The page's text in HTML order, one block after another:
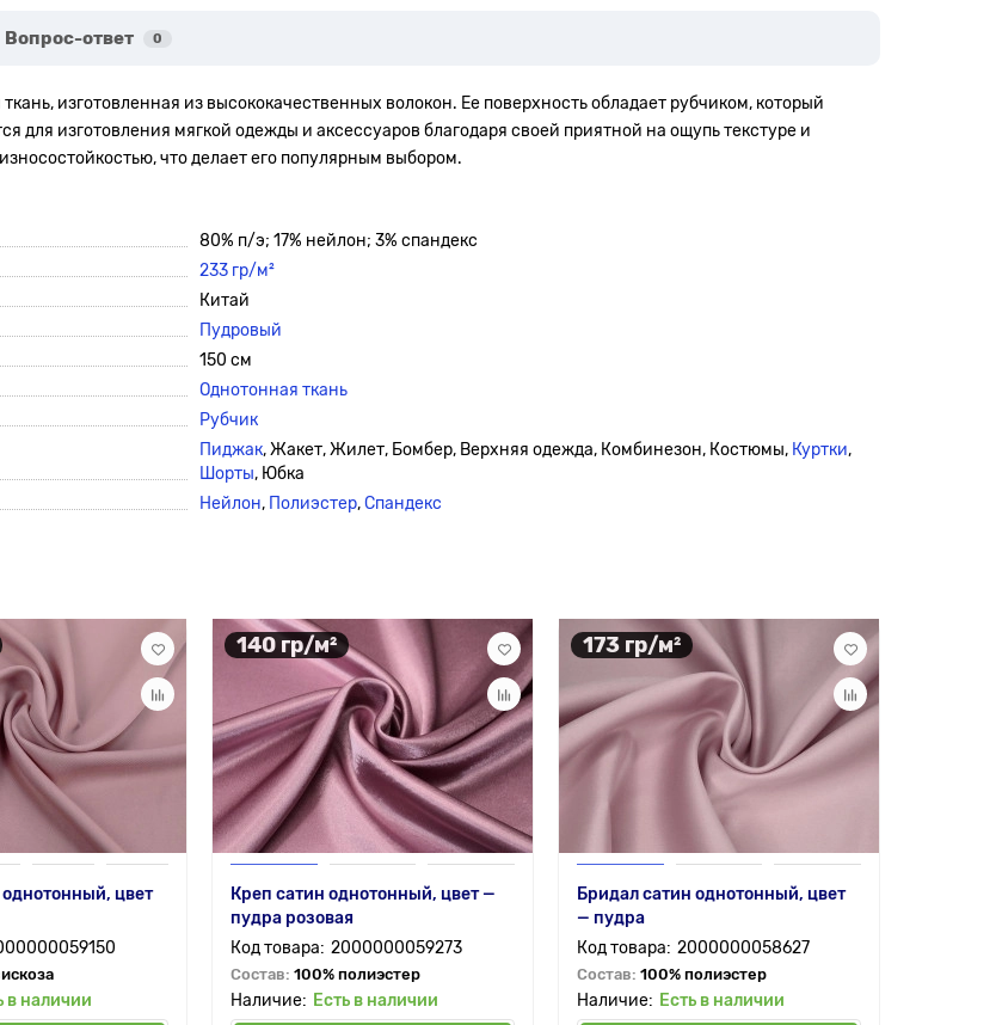
Вопрос-ответ 0
изготовленная из высококачественных волокон. Ее поверхность обладает рубчиком, который
для изготовления мягкой одежды и аксессуаров благодаря своей приятной на ощупь текстуре и
что делает его популярным выбором.
80% п/э; 17% нейлон; 3% спандекс
233 гр/м²
Китай
Пудровый
150 см
Однотонная ткань
Рубчик
Пиджак, Жакет, Жилет, Бомбер, Верхняя одежда, Комбинезон, Костюмы, Куртки,
Шорты, Юбка
Нейлон, Полиэстер,Спандекс
цвет
в наличии
140 гр/м²
Креп сатин однотонный, цвет —
пудра розовая
2000000059273
Состав: 100% полиэстер
Есть в наличии
173 гр/м²
Бридал сатин однотонный, цвет
— пудра
2000000058627
Состав: 100% полиэстер
Есть в наличии